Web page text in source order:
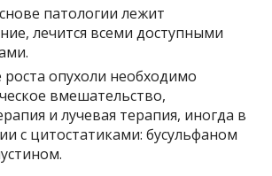
патологии лежит
лечится всеми доступными
роста опухоли необходимо
вмешательство,
и лучевая терапия, иногда в
с цитостатиками: бусульфаном